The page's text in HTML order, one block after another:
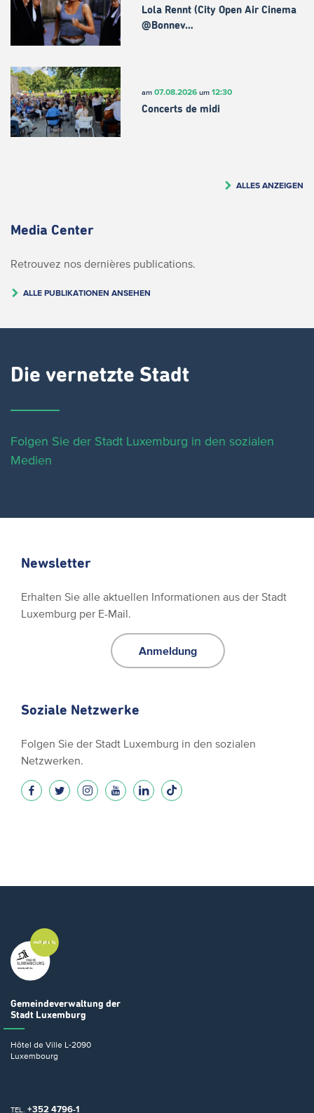
Lola Rennt (City Open Air Cinema
@Bonnev…
am 07.08.2026um 12:30
Concerts de midi
ALLES ANZEIGEN
Media Center
Retrouvez nos dernières publications.
ALLE PUBLIKATIONEN ANSEHEN
Die vernetzte Stadt
Folgen Sie der Stadt Luxemburg in den sozialen
Medien
Newsletter
Erhalten Sie alle aktuellen Informationen aus der Stadt
Luxemburg per E-Mail.
Anmeldung
Soziale Netzwerke
Folgen Sie der Stadt Luxemburg in den sozialen
Netzwerken.
Gemeindeverwaltung der
Stadt Luxemburg
Hôtel de Ville L-2090
Luxembourg
TEL. +352 4796-1